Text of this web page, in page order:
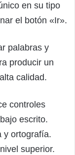
en su tipo
el botón «Ir».
palabras y
producir un
calidad.
controles
escrito.
y ortografía.
superior.